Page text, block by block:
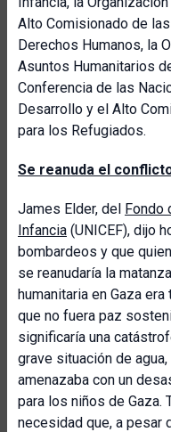
Alto Comisionado de
Derechos Humanos, la
Asuntos Humanitarios
Conferencia de las
Desarrollo y el Alto
para los Refugiados.
Se reanuda el
James Elder, del Fondo
Infancia (UNICEF), dijo
bombardeos y que
se reanudaría la
humanitaria en Gaza
que no fuera paz
significaría una
grave situación de
amenazaba con un
para los niños de Gaza.
necesidad que, a